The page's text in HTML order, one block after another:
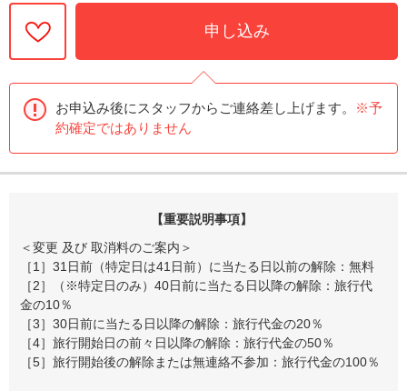
申し込み
お申込み後にスタッフからご連絡差し上げます。
※予
約確定ではありません
【重要説明事項】
＜変更 及び 取消料のご案内＞
［1］31日前（特定日は41日前）に当たる日以前の解除：無料
［2］（※特定日のみ）40日前に当たる日以降の解除：旅行代
金の10％
［3］30日前に当たる日以降の解除：旅行代金の20％
［4］旅行開始日の前々日以降の解除：旅行代金の50％
［5］旅行開始後の解除または無連絡不参加：旅行代金の100％